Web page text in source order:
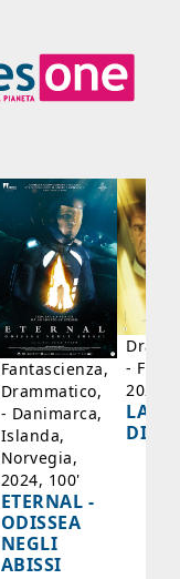
Fantascienza,
Drammatico,
- Danimarca,
Islanda,
Norvegia,
2024, 100'
ETERNAL -
ODISSEA
NEGLI
ABISSI
-
2024,
LA
DI